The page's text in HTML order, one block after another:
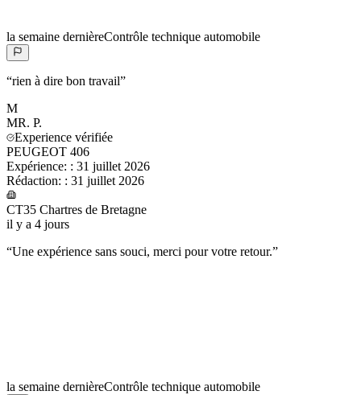
la semaine dernièreContrôle technique automobile
“rien à dire bon travail”
M
MR. P.
Experience vérifiée
PEUGEOT 406
Expérience: : 31 juillet 2026
Rédaction: : 31 juillet 2026
CT35 Chartres de Bretagne
il y a 4 jours
“Une expérience sans souci, merci pour votre retour.”
la semaine dernièreContrôle technique automobile